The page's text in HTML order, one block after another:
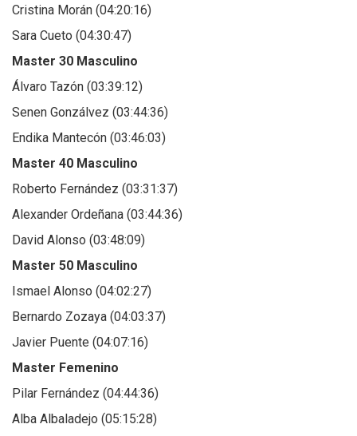
Cristina Morán (04:20:16)
Sara Cueto (04:30:47)
Master 30 Masculino
Álvaro Tazón (03:39:12)
Senen Gonzálvez (03:44:36)
Endika Mantecón (03:46:03)
Master 40 Masculino
Roberto Fernández (03:31:37)
Alexander Ordeñana (03:44:36)
David Alonso (03:48:09)
Master 50 Masculino
Ismael Alonso (04:02:27)
Bernardo Zozaya (04:03:37)
Javier Puente (04:07:16)
Master Femenino
Pilar Fernández (04:44:36)
Alba Albaladejo (05:15:28)